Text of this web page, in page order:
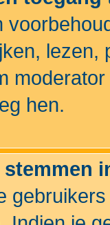
lezen,
hen.